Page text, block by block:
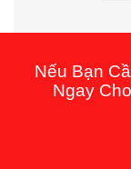
Nếu Bạn
Ngay